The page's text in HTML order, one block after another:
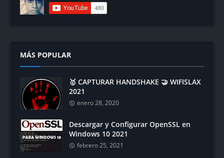
MÁS POPULAR
🥇 CAPTURAR HANDSHAKE 🤝 WIFISLAX
2021
enero 28, 2020
Descargar y Configurar OpenSSL en
Windows 10 2021
febrero 25, 2021